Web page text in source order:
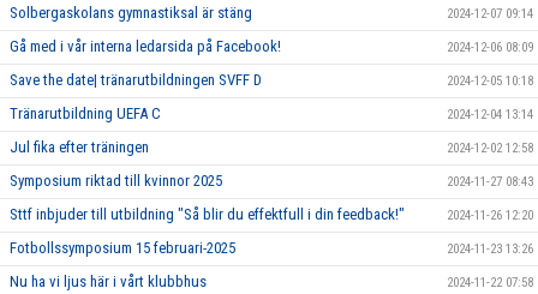
Solbergaskolans gymnastiksal är stäng 2024-12-07 09:14
Gå med i vår interna ledarsida på Facebook! 2024-12-06 08:09
Save the date| tränarutbildningen SVFF D 2024-12-05 10:18
Tränarutbildning UEFA C 2024-12-04 13:14
Jul fika efter träningen 2024-12-02 12:58
Symposium riktad till kvinnor 2025 2024-11-27 08:43
Sttf inbjuder till utbildning "Så blir du effektfull i din feedback!" 2024-11-26 12:20
Fotbollssymposium 15 februari-2025 2024-11-23 13:26
Nu ha vi ljus här i vårt klubbhus 2024-11-22 07:58